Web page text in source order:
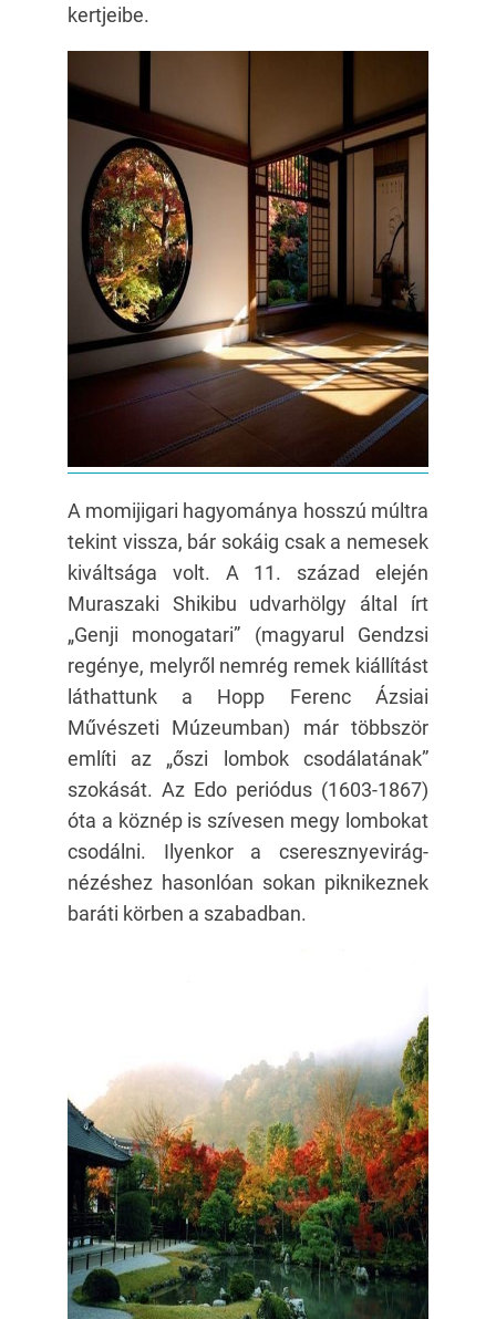
kertjeibe.
A momijigari hagyománya hosszú múltra
tekint vissza, bár sokáig csak a nemesek
kiváltsága volt. A 11. század elején
Muraszaki Shikibu udvarhölgy által írt
„Genji monogatari” (magyarul Gendzsi
regénye, melyről nemrég remek kiállítást
láthattunk a Hopp Ferenc Ázsiai
Művészeti Múzeumban) már többször
említi az „őszi lombok csodálatának”
szokását. Az Edo periódus (1603-1867)
óta a köznép is szívesen megy lombokat
csodálni. Ilyenkor a cseresznyevirág-
nézéshez hasonlóan sokan piknikeznek
baráti körben a szabadban.